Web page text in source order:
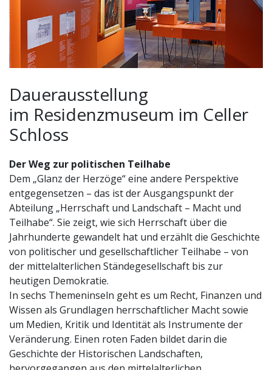
Dauerausstellung
im Residenzmuseum im Celler
Schloss
Der Weg zur politischen Teilhabe
Dem „Glanz der Herzöge“ eine andere Perspektive
entgegensetzen – das ist der Ausgangspunkt der
Abteilung „Herrschaft und Landschaft – Macht und
Teilhabe“. Sie zeigt, wie sich Herrschaft über die
Jahrhunderte gewandelt hat und erzählt die Geschichte
von politischer und gesellschaftlicher Teilhabe – von
der mittelalterlichen Ständegesellschaft bis zur
heutigen Demokratie.
In sechs Themeninseln geht es um Recht, Finanzen und
Wissen als Grundlagen herrschaftlicher Macht sowie
um Medien, Kritik und Identität als Instrumente der
Veränderung. Einen roten Faden bildet darin die
Geschichte der Historischen Landschaften,